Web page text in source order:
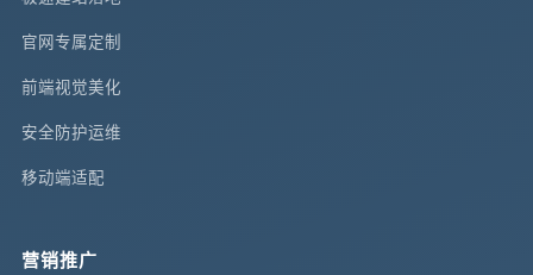
官网专属定制
前端视觉美化
安全防护运维
移动端适配
营销推广